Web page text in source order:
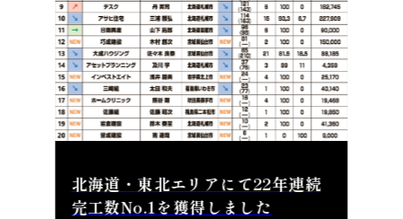
北海道・東北エリアにて22年連続
完工数No.1を獲得しました